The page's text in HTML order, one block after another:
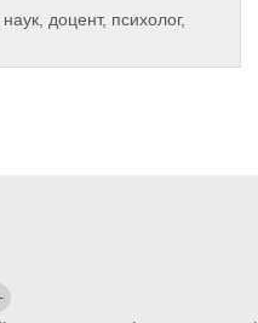
доцент, психолог,